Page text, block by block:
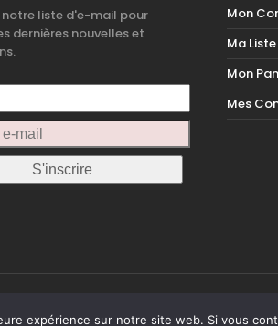
notre liste d'e-mail pour
dernières nouvelles et
Mon
Ma
Mon
Mes
2019 BY MESOPOTAMIE -
expérience sur notre site web. Si vous